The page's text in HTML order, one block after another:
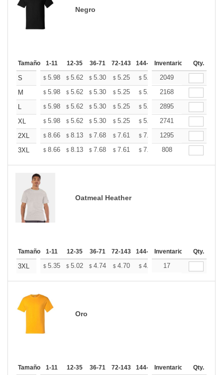
Negro
Tamaño 1-11 12-35 36-71 72-143 144-287 288 + Más
Inventario Qty.
S $ 5.98 $ 5.62 $ 5.30 $ 5.25 $ 5.16 $5.12
2049
M
$ 5.98 $ 5.62 $ 5.30 $ 5.25 $ 5.16 $5.12
2168
L
$ 5.98 $ 5.62 $ 5.30 $ 5.25 $ 5.16 $5.12
2895
XL
$ 5.98 $ 5.62 $ 5.30 $ 5.25 $ 5.16 $5.12
2741
2XL
$ 8.66 $ 8.13 $ 7.68 $ 7.61 $ 7.48 $7.41
1295
3XL
$ 8.66 $ 8.13 $ 7.68 $ 7.61 $ 7.48 $7.41
808
Oatmeal Heather
Tamaño 1-11 12-35 36-71 72-143 144-287 288 + Más
Inventario Qty.
3XL $ 5.35 $ 5.02 $ 4.74 $ 4.70 $ 4.62 $4.58
17
Oro
Tamaño 1-11 12-35 36-71 72-143 144-287 288 + Más
Inventario Qty.